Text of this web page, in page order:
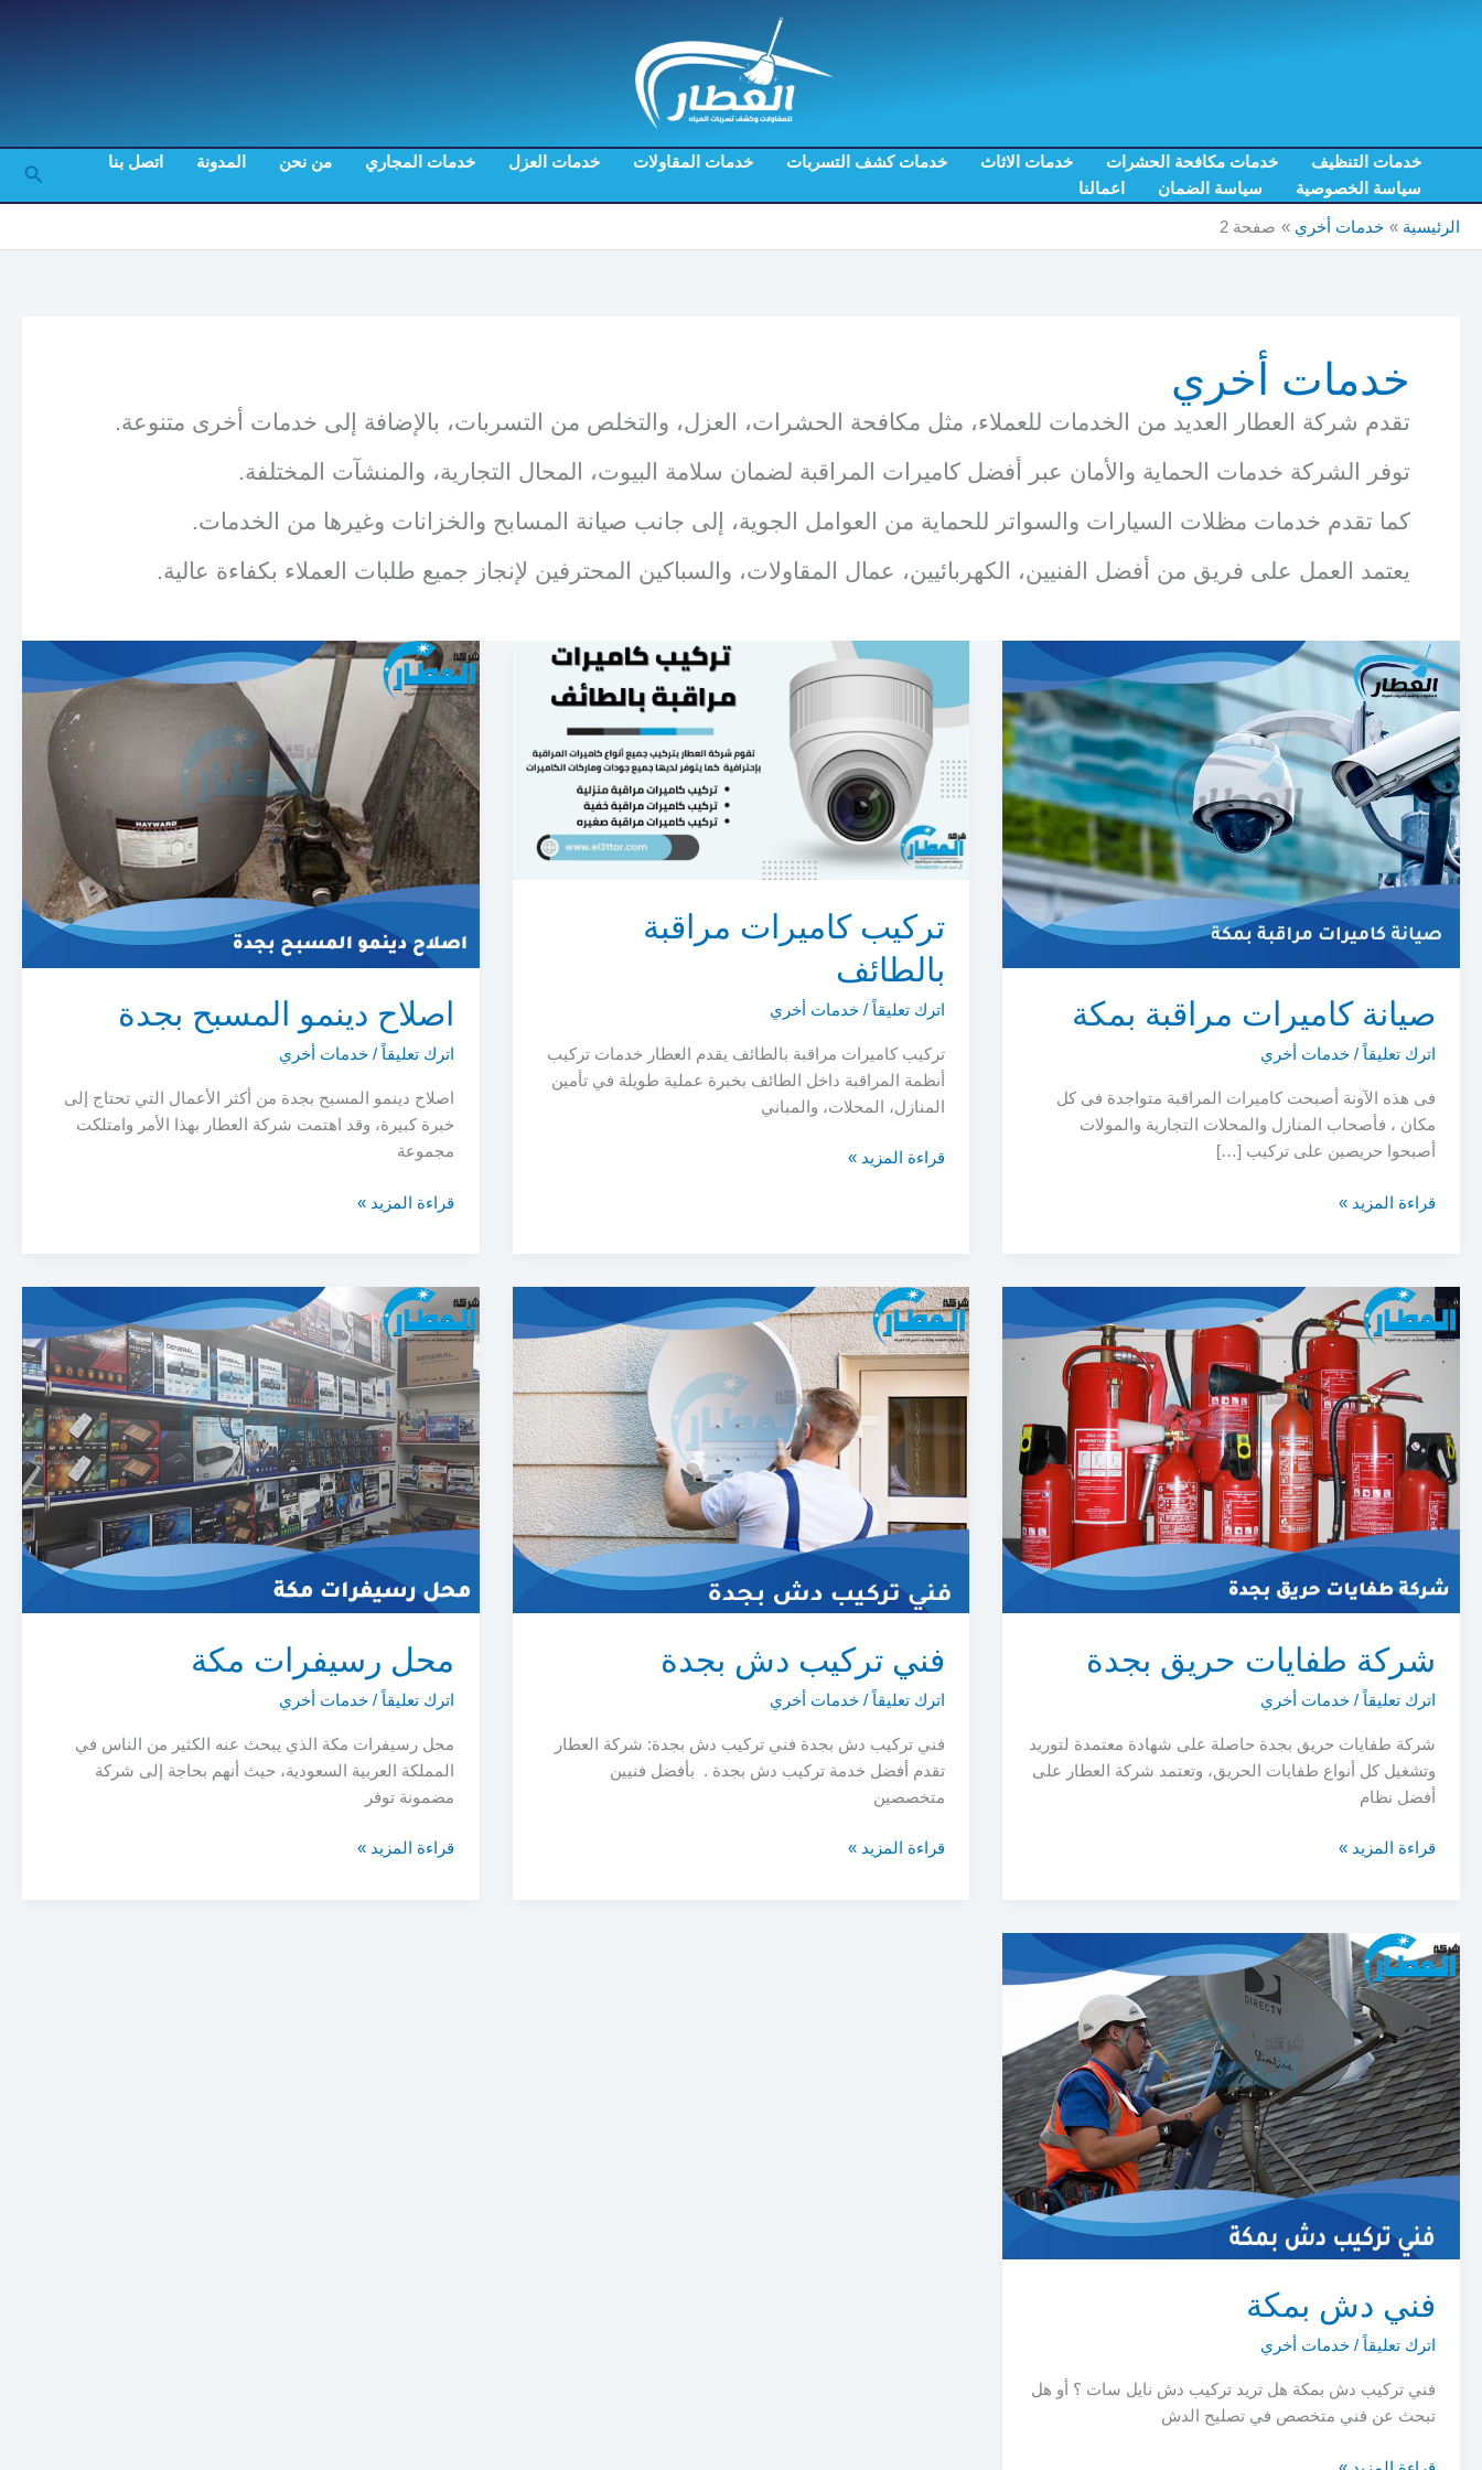
خدمات التنظيف خدمات مكافحة الحشرات خدمات الاثاث خدمات كشف التسربات خدمات المقاولات خدمات العزل خدمات المجاري من نحن المدونة
اتصل بنا
سياسة الخصوصية
سياسة الضمان اعمالنا
الرئيسية خدمات أخري صفحة 2
خدمات أخري
تقدم شركة العطار العديد من الخدمات للعملاء، مثل مكافحة الحشرات، العزل، والتخلص من التسربات، بالإضافة إلى خدمات أخرى متنوعة.
توفر الشركة خدمات الحماية والأمان عبر أفضل كاميرات المراقبة لضمان سلامة البيوت، المحال التجارية، والمنشآت المختلفة.
كما تقدم خدمات مظلات السيارات والسواتر للحماية من العوامل الجوية، إلى جانب صيانة المسابح والخزانات وغيرها من الخدمات.
يعتمد العمل على فريق من أفضل الفنيين، الكهربائيين، عمال المقاولات، والسباكين المحترفين لإنجاز جميع طلبات العملاء بكفاءة عالية.
صيانة كاميرات مراقبة بمكة
اترك تعليقاً /خدمات أخري
فى هذه الآونة أصبحت كاميرات المراقبة متواجدة فى كل
مكان ، فأصحاب المنازل والمحلات التجارية والمولات
أصبحوا حريصين على تركيب […]
صيانة
قراءة المزيد »
تركيب كاميرات مراقبة
بالطائف
اترك تعليقاً /خدمات أخري
تركيب كاميرات مراقبة بالطائف يقدم العطار خدمات تركيب
أنظمة المراقبة داخل الطائف بخبرة عملية طويلة في تأمين
المنازل، المحلات، والمباني
تركيب
قراءة المزيد »
اصلاح دينمو المسبح بجدة
اترك تعليقاً / خدمات أخري
اصلاح دينمو المسبح بجدة من أكثر الأعمال التي تحتاج إلى
خبرة كبيرة، وقد اهتمت شركة العطار بهذا الأمر وامتلكت
مجموعة
اصلاح
قراءة المزيد »
شركة طفايات حريق بجدة
اترك تعليقاً /خدمات أخري
شركة طفايات حريق بجدة حاصلة على شهادة معتمدة لتوريد
وتشغيل كل أنواع طفايات الحريق، وتعتمد شركة العطار على
أفضل نظام
شركة
قراءة المزيد »
فني تركيب دش بجدة
اترك تعليقاً /خدمات أخري
فني تركيب دش بجدة فني تركيب دش بجدة: شركة العطار
تقدم أفضل خدمة تركيب دش بجدة . بأفضل فنيين
متخصصين
فني
قراءة المزيد »
محل رسيفرات مكة
اترك تعليقاً / خدمات أخري
محل رسيفرات مكة الذي يبحث عنه الكثير من الناس في
المملكة العربية السعودية، حيث أنهم بحاجة إلى شركة
مضمونة توفر
محل
قراءة المزيد »
فني دش بمكة
اترك تعليقاً /خدمات أخري
فني تركيب دش بمكة هل تريد تركيب دش نايل سات ؟ أو هل
تبحث عن فني متخصص في تصليح الدش
فني